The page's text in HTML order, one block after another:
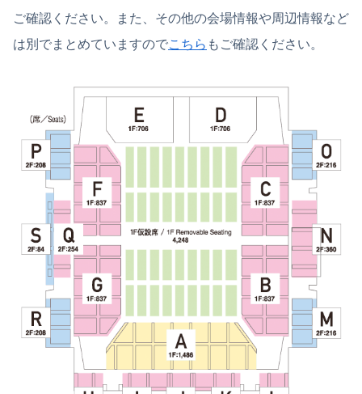
ご確認ください。また、その他の会場情報や周辺情報など
は別でまとめていますのでこちら もご確認ください。